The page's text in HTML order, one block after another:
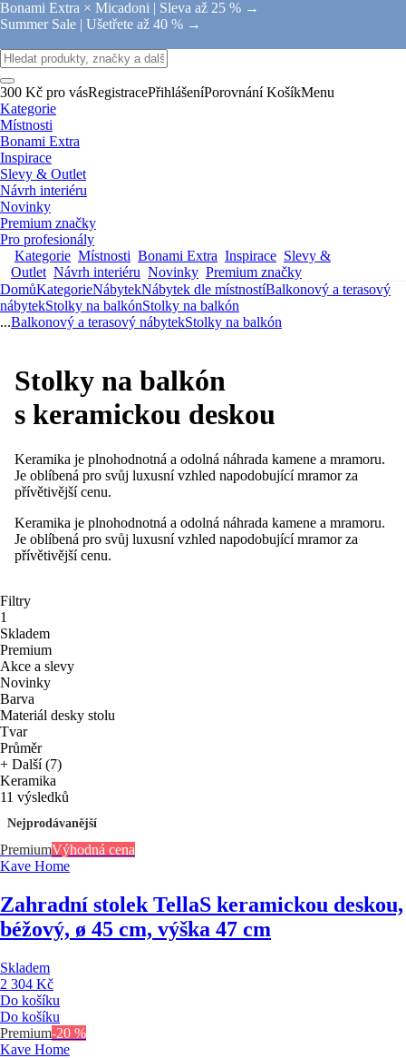
Bonami Extra × Micadoni | Sleva až 25 % →
Summer Sale | Ušetřete až 40 % →
300 Kč pro vásRegistracePřihlášeníPorovnání KošíkMenu
Kategorie
Místnosti
Bonami Extra
Inspirace
Slevy & Outlet
Návrh interiéru
Novinky
Premium značky
Pro profesionály
Kategorie Místnosti Bonami Extra Inspirace Slevy &
Outlet Návrh interiéru Novinky Premium značky
DomůKategorieNábytekNábytek dle místnostíBalkonový a terasový
nábytekStolky na balkónStolky na balkón
...Balkonový a terasový nábytekStolky na balkón
Stolky na balkón
s keramickou deskou
Keramika je plnohodnotná a odolná náhrada kamene a mramoru.
Je oblíbená pro svůj luxusní vzhled napodobující mramor za
přívětivější cenu.
Keramika je plnohodnotná a odolná náhrada kamene a mramoru.
Je oblíbená pro svůj luxusní vzhled napodobující mramor za
přívětivější cenu.
Filtry
1
Skladem
Premium
Akce a slevy
Novinky
Barva
Materiál desky stolu
Tvar
Průměr
+ Další (7)
Keramika
11 výsledků
Nejprodávanější
PremiumVýhodná cena
Kave Home
Zahradní stolek TellaS keramickou deskou,
béžový, ø 45 cm, výška 47 cm
Skladem
2 304 Kč
Do košíku
Do košíku
Premium-20 %
Kave Home